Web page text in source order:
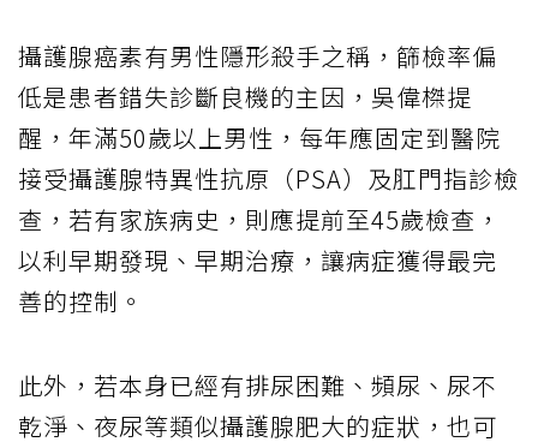
攝護腺癌素有男性隱形殺手之稱，篩檢率偏
低是患者錯失診斷良機的主因，吳偉榤提
醒，年滿50歲以上男性，每年應固定到醫院
接受攝護腺特異性抗原（PSA）及肛門指診檢
查，若有家族病史，則應提前至45歲檢查，
以利早期發現、早期治療，讓病症獲得最完
善的控制。
此外，若本身已經有排尿困難、頻尿、尿不
乾淨、夜尿等類似攝護腺肥大的症狀，也可